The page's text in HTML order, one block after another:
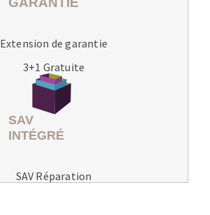
Extension de garantie
3+1 Gratuite
SAV Réparation